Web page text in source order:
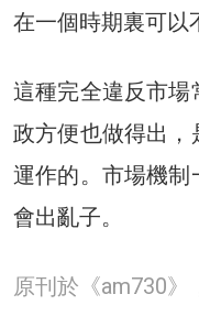
在一個時期裏可以
這種完全違反市
政方便也做得出，
運作的。市場機
會出亂子。
原刊於《am730》